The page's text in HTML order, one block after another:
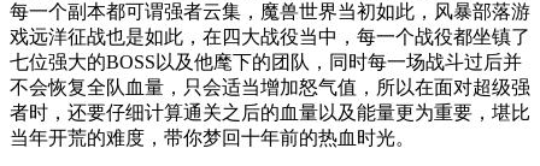
每一个副本都可谓强者云集，魔兽世界当初如此，风暴部落游
戏远洋征战也是如此，在四大战役当中，每一个战役都坐镇了
七位强大的BOSS以及他麾下的团队，同时每一场战斗过后并
不会恢复全队血量，只会适当增加怒气值，所以在面对超级强
者时，还要仔细计算通关之后的血量以及能量更为重要，堪比
当年开荒的难度，带你梦回十年前的热血时光。